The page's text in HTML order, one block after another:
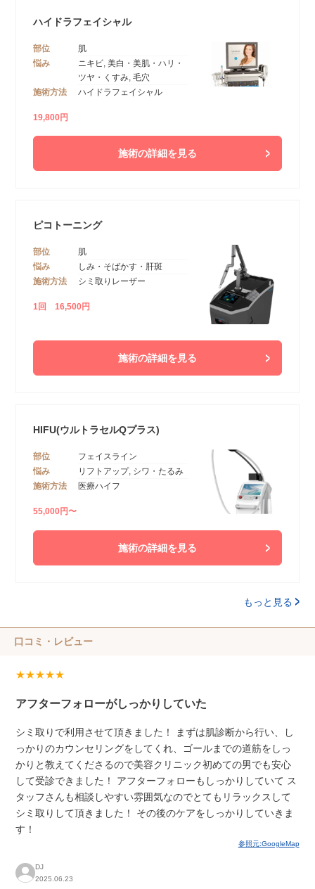
ハイドラフェイシャル
部位
肌
悩み
ニキビ, 美白・美肌・ハリ・
ツヤ・くすみ, 毛穴
施術方法
ハイドラフェイシャル
19,800円
施術の詳細を見る
ピコトーニング
部位
肌
悩み
しみ・そばかす・肝斑
施術方法
シミ取りレーザー
1回 16,500円
施術の詳細を見る
HIFU(ウルトラセルQプラス)
部位
フェイスライン
悩み
リフトアップ, シワ・たるみ
施術方法
医療ハイフ
55,000円〜
施術の詳細を見る
もっと見る
口コミ・レビュー
★★★★★
アフターフォローがしっかりしていた
シミ取りで利用させて頂きました！ まずは肌診断から行い、し
っかりのカウンセリングをしてくれ、ゴールまでの道筋をしっ
かりと教えてくださるので美容クリニック初めての男でも安心
して受診できました！ アフターフォローもしっかりしていて ス
タッフさんも相談しやすい雰囲気なのでとてもリラックスして
シミ取りして頂きました！ その後のケアをしっかりしていきま
す！
参照元:GoogleMap
DJ
2025.06.23